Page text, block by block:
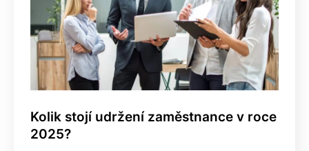
Kolik stojí udržení zaměstnance v roce
2025?